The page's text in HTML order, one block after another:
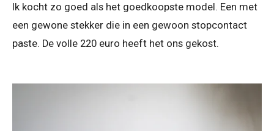
Ik kocht zo goed als het goedkoopste model. Een met
een gewone stekker die in een gewoon stopcontact
paste. De volle 220 euro heeft het ons gekost.